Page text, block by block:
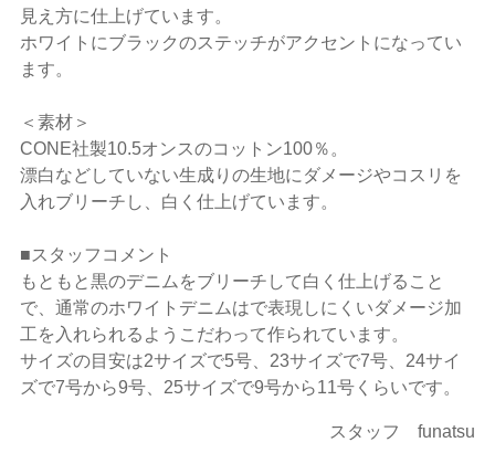
見え方に仕上げています。
ホワイトにブラックのステッチがアクセントになってい
ます。
＜素材＞
CONE社製10.5オンスのコットン100％。
漂白などしていない生成りの生地にダメージやコスリを
入れブリーチし、白く仕上げています。
■スタッフコメント
もともと黒のデニムをブリーチして白く仕上げること
で、通常のホワイトデニムはで表現しにくいダメージ加
工を入れられるようこだわって作られています。
サイズの目安は2サイズで5号、23サイズで7号、24サイ
ズで7号から9号、25サイズで9号から11号くらいです。
スタッフ funatsu